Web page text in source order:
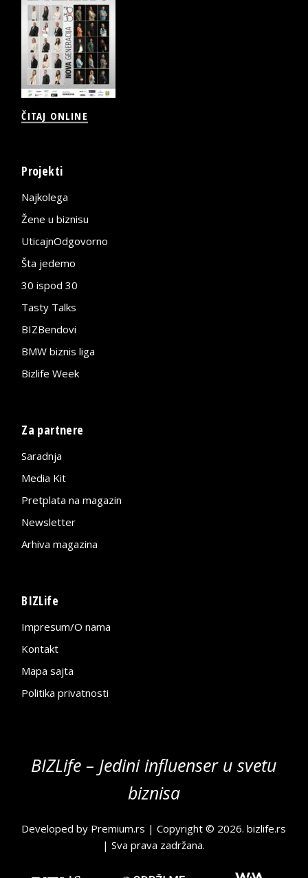
ČITAJ ONLINE
Projekti
Najkolega
Žene u biznisu
UticajnOdgovorno
Šta jedemo
30 ispod 30
Tasty Talks
BIZBendovi
BMW biznis liga
Bizlife Week
Za partnere
Saradnja
Media Kit
Pretplata na magazin
Newsletter
Arhiva magazina
BIZLife
Impresum/O nama
Kontakt
Mapa sajta
Politika privatnosti
BIZLife – Jedini influenser u svetu
biznisa
Developed by Premium.rs | Copyright © 2026.bizlife.rs
| Sva prava zadržana.